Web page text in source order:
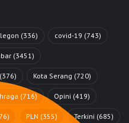
(336) covid-19 (743)
(3451)
(376) Kota Serang (720)
(716) Opini (419)
PLN (355) Terkini (685)